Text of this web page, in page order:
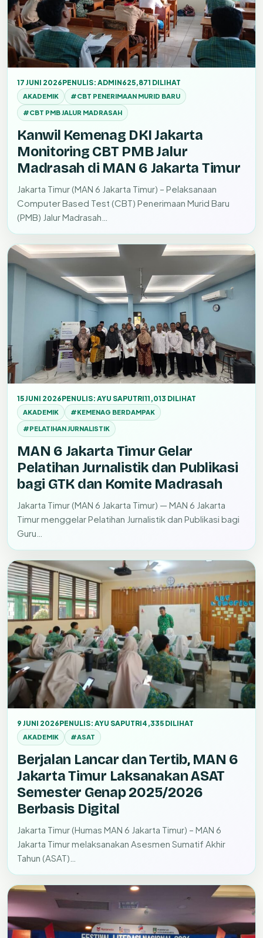
17 JUNI 2026PENULIS: ADMIN625,871 DILIHAT
AKADEMIK #CBT PENERIMAAN MURID BARU
#CBT PMB JALUR MADRASAH
Kanwil Kemenag DKI Jakarta
Monitoring CBT PMB Jalur
Madrasah di MAN 6 Jakarta Timur
Jakarta Timur (MAN 6 Jakarta Timur) – Pelaksanaan
Computer Based Test (CBT) Penerimaan Murid Baru
(PMB) Jalur Madrasah…
15 JUNI 2026PENULIS: AYU SAPUTRI11,013 DILIHAT
AKADEMIK #KEMENAG BERDAMPAK
#PELATIHAN JURNALISTIK
MAN 6 Jakarta Timur Gelar
Pelatihan Jurnalistik dan Publikasi
bagi GTK dan Komite Madrasah
Jakarta Timur (MAN 6 Jakarta Timur) — MAN 6 Jakarta
Timur menggelar Pelatihan Jurnalistik dan Publikasi bagi
Guru…
9 JUNI 2026PENULIS: AYU SAPUTRI4,335 DILIHAT
AKADEMIK #ASAT
Berjalan Lancar dan Tertib, MAN 6
Jakarta Timur Laksanakan ASAT
Semester Genap 2025/2026
Berbasis Digital
Jakarta Timur (Humas MAN 6 Jakarta Timur) – MAN 6
Jakarta Timur melaksanakan Asesmen Sumatif Akhir
Tahun (ASAT)…